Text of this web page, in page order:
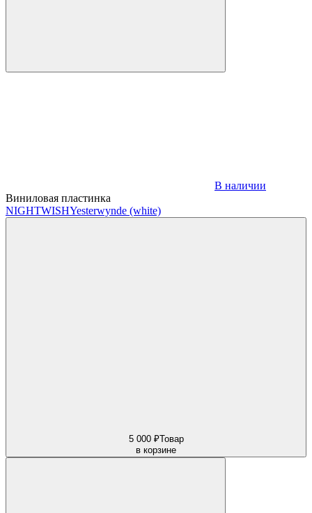
В наличии
Виниловая пластинка
NIGHTWISHYesterwynde (white)
5 000 ₽Товар
в корзине